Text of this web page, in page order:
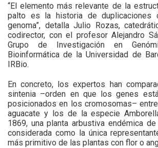
“El elemento más relevante de la
palto es la historia de duplicaciones
genoma”, detalla Julio Rozas,
codirector, con el profesor Alejandro
Grupo de Investigación en
Bioinformática de la Universidad de
IRBio.
En concreto, los expertos han
sintenia –orden en que los genes
posicionados en los cromosomas–
aguacate y los de la especie
1869, una planta arbustiva endémica de
considerada como la única
más primitivo de las plantas con flor o